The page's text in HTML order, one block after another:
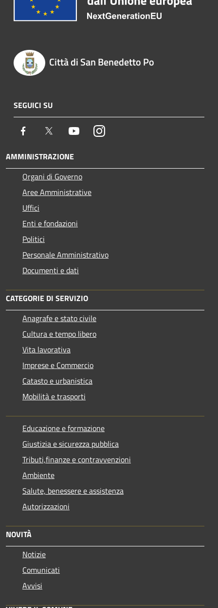
Città di San Benedetto Po
SEGUICI SU
Facebook Twitter YoutubeInstagram
AMMINISTRAZIONE
Organi di Governo
Aree Amministrative
Uffici
Enti e fondazioni
Politici
Personale Amministrativo
Documenti e dati
CATEGORIE DI SERVIZIO
Anagrafe e stato civile
Cultura e tempo libero
Vita lavorativa
Imprese e Commercio
Catasto e urbanistica
Mobilità e trasporti
Educazione e formazione
Giustizia e sicurezza pubblica
Tributi,finanze e contravvenzioni
Ambiente
Salute, benessere e assistenza
Autorizzazioni
NOVITÀ
Notizie
Comunicati
Avvisi